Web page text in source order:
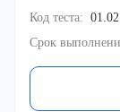
Код теста
Срок